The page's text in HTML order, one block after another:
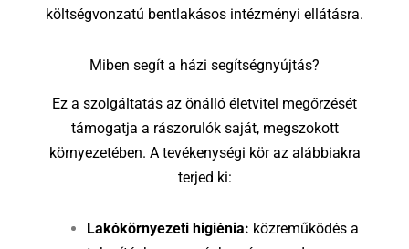
költségvonzatú bentlakásos intézményi ellátásra.
Miben segít a házi segítségnyújtás?
Ez a szolgáltatás az önálló életvitel megőrzését
támogatja a rászorulók saját, megszokott
környezetében. A tevékenységi kör az alábbiakra
terjed ki:
Lakókörnyezeti higiénia: közreműködés a